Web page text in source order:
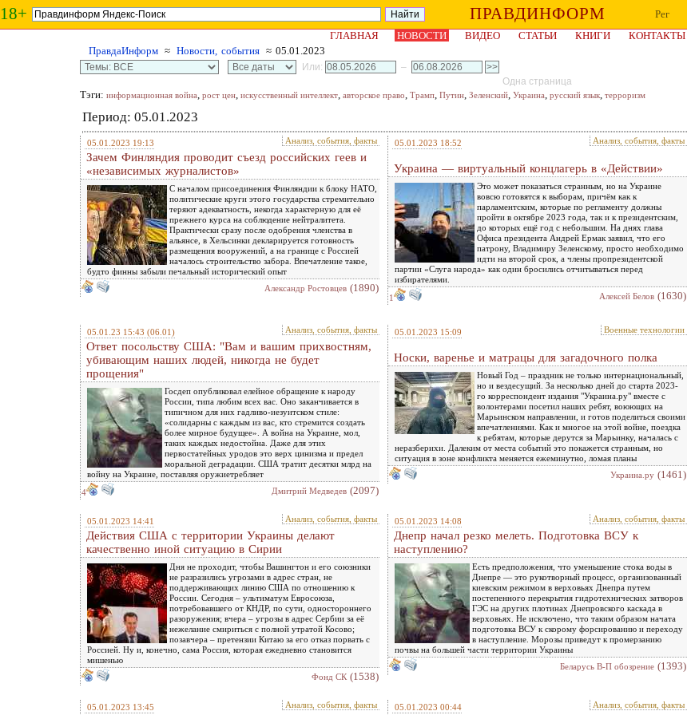
18+ ПРАВДИНФОРМ
Рег
ГЛАВНАЯ
НОВОСТИ ВИДЕО СТАТЬИ КНИГИ КОНТАКТЫ
ПравдаИнформ ≈ Новости, события ≈ 05.01.2023
Или:
–
Одна страница
Тэги: информационная война, рост цен, искусственный интеллект, авторское право, Трамп, Путин, Зеленский, Украина, русский язык, терроризм
Период: 05.01.2023
05.01.2023 19:13 Анализ, события, факты
Зачем Финляндия проводит съезд российских геев и
«независимых журналистов»
С началом присоединения Финляндии к блоку НАТО,
политические круги этого государства стремительно
теряют адекватность, некогда характерную для её
прежнего курса на соблюдение нейтралитета.
Практически сразу после одобрения членства в
альянсе, в Хельсинки декларируется готовность
размещения вооружений, а на границе с Россией
началось строительство забора. Впечатление такое,
будто финны забыли печальный исторический опыт
Александр Ростовцев (1890)
05.01.2023 18:52 Анализ, события, факты
Украина — виртуальный концлагерь в «Действии»
Это может показаться странным, но на Украине
вовсю готовятся к выборам, причём как к
парламентским, которые по регламенту должны
пройти в октябре 2023 года, так и к президентским,
до которых ещё год с небольшим. На днях глава
Офиса президента Андрей Ермак заявил, что его
патрону, Владимиру Зеленскому, просто необходимо
идти на второй срок, а члены пропрезидентской
партии «Слуга народа» как один бросились отчитываться перед
избирателями.
1
Алексей Белов (1630)
05.01.23 15:43 (06.01) Анализ, события, факты
Ответ посольству США: "Вам и вашим прихвостням,
убивающим наших людей, никогда не будет
прощения"
Госдеп опубликовал елейное обращение к народу
России, типа любим всех вас. Оно заканчивается в
типичном для них гадливо-иезуитском стиле:
«солидарны с каждым из вас, кто стремится создать
более мирное будущее». А война на Украине, мол,
таких каждых недостойна. Даже для этих
первостатейных уродов это верх цинизма и предел
моральной деградации. США тратит десятки млрд на
войну на Украине, поставляя оружиетребляет
4
Дмитрий Медведев (2097)
05.01.2023 15:09 Военные технологии
Носки, варенье и матрацы для загадочного полка
Новый Год – праздник не только интернациональный,
но и вездесущий. За несколько дней до старта 2023-
го корреспондент издания "Украина.ру" вместе с
волонтерами посетил наших ребят, воюющих на
Марьинском направлении, и готов поделиться своими
впечатлениями. Как и многое на этой войне, поездка
к ребятам, которые дерутся за Марьинку, началась с
неразберихи. Далеким от места событий это покажется странным, но
ситуация в зоне конфликта меняется ежеминутно, ломая планы
Украина.ру (1461)
05.01.2023 14:41 Анализ, события, факты
Действия США с территории Украины делают
качественно иной ситуацию в Сирии
Дня не проходит, чтобы Вашингтон и его союзники
не разразились угрозами в адрес стран, не
поддерживающих линию США по отношению к
России. Сегодня – ультиматум Евросоюза,
потребовавшего от КНДР, по сути, одностороннего
разоружения; вчера – угрозы в адрес Сербии за её
нежелание смириться с полной утратой Косово;
позавчера – претензии Китаю за его отказ порвать с
Россией. Ну и, конечно, сама Россия, которая ежедневно становится
мишенью
Фонд СК (1538)
05.01.2023 14:08 Анализ, события, факты
Днепр начал резко мелеть. Подготовка ВСУ к
наступлению?
Есть предположения, что уменьшение стока воды в
Днепре — это рукотворный процесс, организованный
киевским режимом в верховьях Днепра путем
постепенного перекрытия гидротехнических затворов
ГЭС на других плотинах Днепровского каскада в
верховьях. Не исключено, что таким образом начата
подготовка ВСУ к скорому форсированию и переходу
в наступление. Морозы приведут к промерзанию
почвы на большей части территории Украины
Беларусь В-П обозрение (1393)
05.01.2023 13:45 Анализ, события, факты 05.01.2023 00:44 Анализ, события, факты